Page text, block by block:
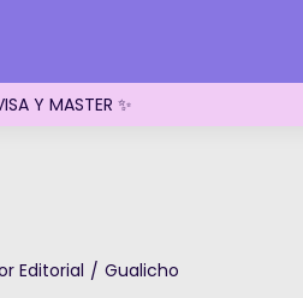
Y MASTER ✨
Editorial / Gualicho